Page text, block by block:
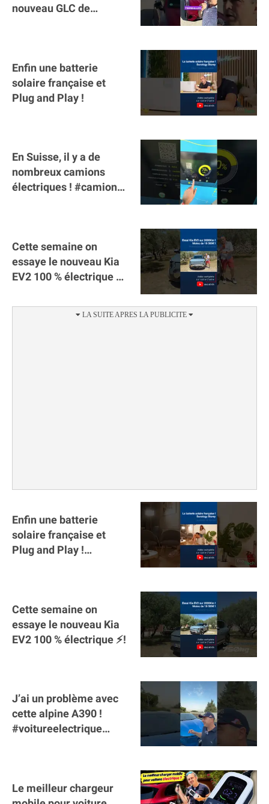
nouveau GLC de
Enfin une batterie
solaire française et
Plug and Play !
En Suisse, il y a de
nombreux camions
électriques ! #camion
Cette semaine on
essaye le nouveau Kia
EV2 100 % électrique ⚡️!
autonomie.
Enfin une batterie
solaire française et
Plug and Play !
Cette semaine on
essaye le nouveau Kia
EV2 100 % électrique ⚡️!
J’ai un problème avec
cette alpine A390 !
#voitureelectrique
Le meilleur chargeur